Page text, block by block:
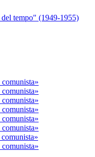
tempo" (1949-1955)